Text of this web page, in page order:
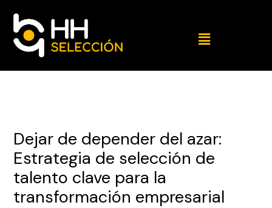
Dejar de depender del azar:
Estrategia de selección de
talento clave para la
transformación empresarial